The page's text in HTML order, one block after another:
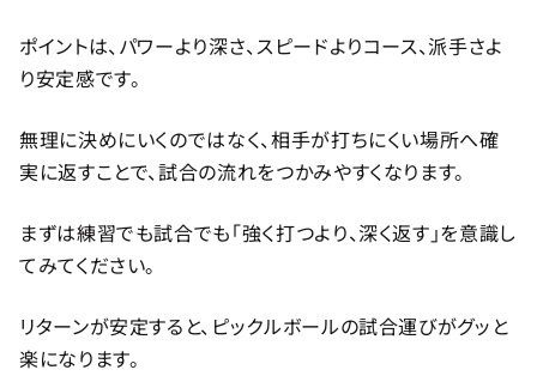
ポイントは、パワーより深さ、スピードよりコース、派手さよ
り安定感です。
無理に決めにいくのではなく、相手が打ちにくい場所へ確
実に返すことで、試合の流れをつかみやすくなります。
まずは練習でも試合でも「強く打つより、深く返す」を意識し
てみてください。
リターンが安定すると、ピックルボールの試合運びがグッと
楽になります。